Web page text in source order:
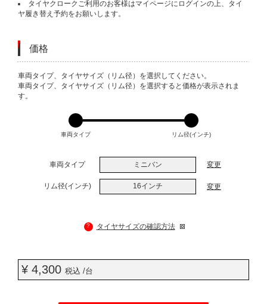
タイヤクロークご利用のお客様はマイページにログインの上、タイ
ヤ履き替え予約をお願いします。
価格
VARIATIONS
車両タイプ、タイヤサイズ（リム径）を選択してください。
車両タイプ、タイヤサイズ（リム径）を選択すると価格が表示されま
す。
車両タイプ リム径(インチ)
車両タイプ ミニバン 変更
リム径(インチ) 16インチ 変更
? タイヤサイズの確認方法
¥ 4,300 税込 /台